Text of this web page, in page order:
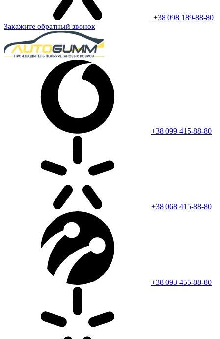
+38 098 189-88-80
Закажите обратный звонок
+38 099 415-88-80
+38 068 415-88-80
+38 093 455-88-80